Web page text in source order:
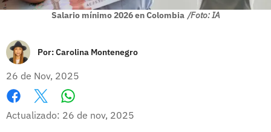
Salario mínimo 2026 en Colombia /Foto: IA
Por:Carolina Montenegro
26 de Nov, 2025
Facebook
X
Actualizado: 26 de nov, 2025